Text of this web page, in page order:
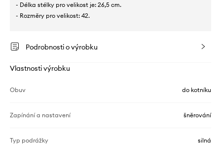
- Délka stélky pro velikost je: 26,5 cm.
- Rozměry pro velikost: 42.
Podrobnosti o výrobku
Vlastnosti výrobku
Obuv do kotníku
Zapínání a nastavení šněrování
Typ podrážky silná